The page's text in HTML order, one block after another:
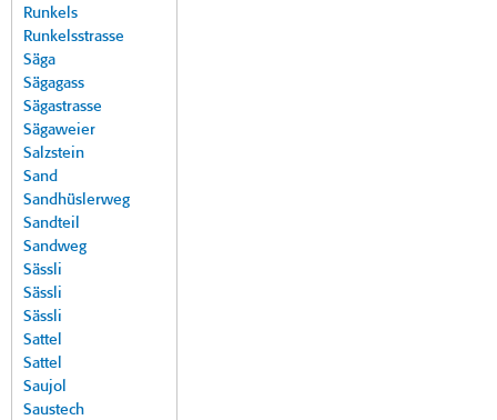
Runkels
Runkelsstrasse
Säga
Sägagass
Sägastrasse
Sägaweier
Salzstein
Sand
Sandhüslerweg
Sandteil
Sandweg
Sässli
Sässli
Sässli
Sattel
Sattel
Saujol
Saustech